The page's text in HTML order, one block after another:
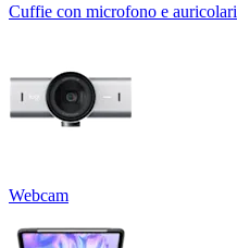
Cuffie con microfono e auricolari
Webcam